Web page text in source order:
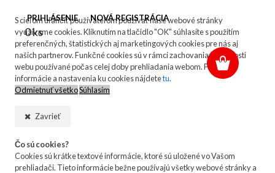
S cieľom uľahčiť používateľom používať naše webové stránky
využívame cookies. Kliknutím na tlačidlo "OK" súhlasíte s použitím
preferenčných, štatistických aj marketingových cookies pre nás aj
našich partnerov. Funkčné cookies sú v rámci zachovania funkčnosti
webu používané počas celej doby prehliadania webom. Podrobné
informácie a nastavenia ku cookies nájdetetu.
Odmietnuť všetkoSúhlasím
Zavrieť
Čo sú cookies?
Cookies sú krátke textové informácie, ktoré sú uložené vo Vašom
prehliadači. Tieto informácie bežne používajú všetky webové stránky a
PRIHLÁSENIE NOVÁ REGISTRÁCIA
0 ks